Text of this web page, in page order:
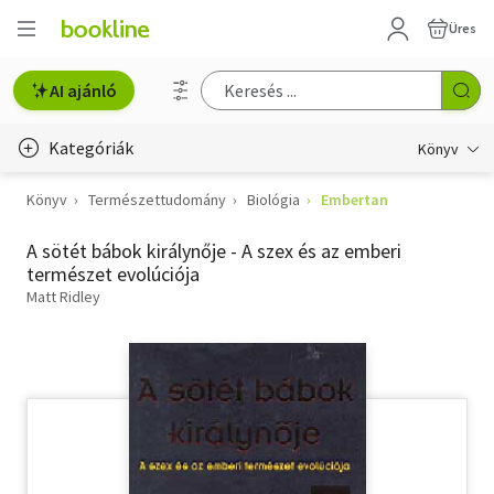
Üres
AI ajánló
Kategóriák Könyv
Életmód, egészség
Erotika
Gyermek- és ifjúsági
Hobbi, szabadidő
Könyv Természettudomány Biológia Embertan
A sötét bábok királynője - A szex és az emberi
természet evolúciója
Matt Ridley